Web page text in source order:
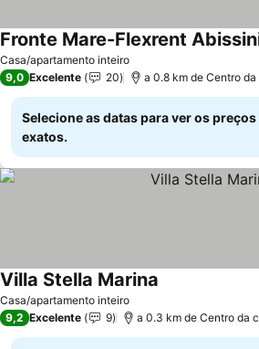
Casa/apartamento inteiro
Fronte Mare-Flexrent
9,0 Excelente 20 a 0.8 km de Centro
Selecione as datas para ver os preços
exatos.
Casa/apartamento inteiro
Villa Stella Marina
9,2 Excelente 9 a 0.3 km de Centro da